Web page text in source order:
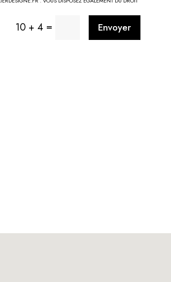
10 + 4 = Envoyer